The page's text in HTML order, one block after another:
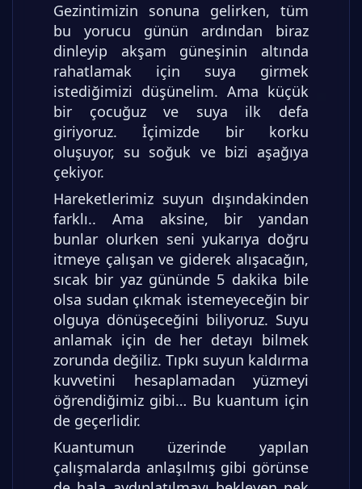
Gezintimizin sonuna gelirken, tüm
bu yorucu günün ardından biraz
dinleyip akşam güneşinin altında
rahatlamak için suya girmek
istediğimizi düşünelim. Ama küçük
bir çocuğuz ve suya ilk defa
giriyoruz. İçimizde bir korku
oluşuyor, su soğuk ve bizi aşağıya
çekiyor.
Hareketlerimiz suyun dışındakinden
farklı.. Ama aksine, bir yandan
bunlar olurken seni yukarıya doğru
itmeye çalışan ve giderek alışacağın,
sıcak bir yaz gününde 5 dakika bile
olsa sudan çıkmak istemeyeceğin bir
olguya dönüşeceğini biliyoruz. Suyu
anlamak için de her detayı bilmek
zorunda değiliz. Tıpkı suyun kaldırma
kuvvetini hesaplamadan yüzmeyi
öğrendiğimiz gibi… Bu kuantum için
de geçerlidir.
Kuantumun üzerinde yapılan
çalışmalarda anlaşılmış gibi görünse